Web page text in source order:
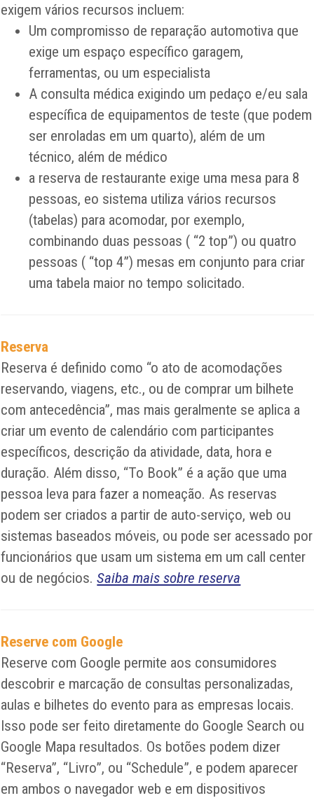
exigem vários recursos incluem:
Um compromisso de reparação automotiva que
exige um espaço específico garagem,
ferramentas, ou um especialista
A consulta médica exigindo um pedaço e/eu sala
específica de equipamentos de teste (que podem
ser enroladas em um quarto), além de um
técnico, além de médico
a reserva de restaurante exige uma mesa para 8
pessoas, eo sistema utiliza vários recursos
(tabelas) para acomodar, por exemplo,
combinando duas pessoas ( “2 top”) ou quatro
pessoas ( “top 4”) mesas em conjunto para criar
uma tabela maior no tempo solicitado.
Reserva
Reserva é definido como “o ato de acomodações
reservando, viagens, etc., ou de comprar um bilhete
com antecedência”, mas mais geralmente se aplica a
criar um evento de calendário com participantes
específicos, descrição da atividade, data, hora e
duração. Além disso, “To Book” é a ação que uma
pessoa leva para fazer a nomeação. As reservas
podem ser criados a partir de auto-serviço, web ou
sistemas baseados móveis, ou pode ser acessado por
funcionários que usam um sistema em um call center
ou de negócios.Saiba mais sobre reserva
Reserve com Google
Reserve com Google permite aos consumidores
descobrir e marcação de consultas personalizadas,
aulas e bilhetes do evento para as empresas locais.
Isso pode ser feito diretamente do Google Search ou
Google Mapa resultados. Os botões podem dizer
“Reserva”, “Livro”, ou “Schedule”, e podem aparecer
em ambos o navegador web e em dispositivos